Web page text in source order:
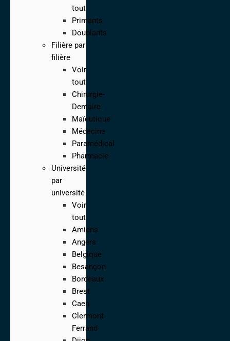
tout
Primants
Doublants
Filière par
filière
Voir
tout
Chirurgie-
Dentaire
Maïeutique
Médecine
Paramédical
Pharmacie
Université
par
université
Voir
tout
Amiens
Angers
Belgique
Besançon
Bordeaux
Brest
Caen
Clermont-
Ferrand